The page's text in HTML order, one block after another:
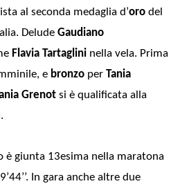
al seconda medaglia d’oro del
Delude Gaudiano
Flavia Tartaglini nella vela. Prima
e bronzo per Tania
Grenot si è qualificata alla
è giunta 13esima nella maratona
In gara anche altre due